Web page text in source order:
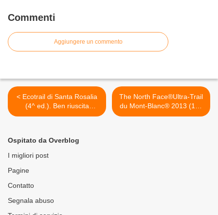
Commenti
Aggiungere un commento
< Ecotrail di Santa Rosalia
(4^ ed.). Ben riuscita
secondo le aspettative. La
The North Face®Ultra-Trail
du Mont-Blanc® 2013 (11^
ed.). Un fresco vento di
Ospitato da Overblog
I migliori post
Pagine
Contatto
Segnala abuso